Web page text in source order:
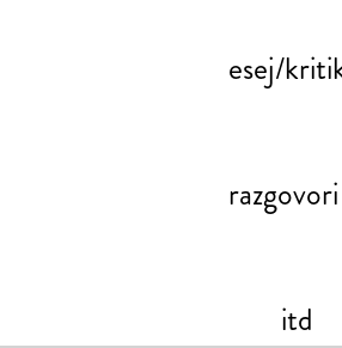
esej/
razgovori
itd